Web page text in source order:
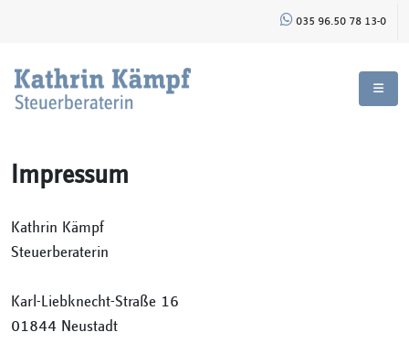
035 96.50 78 13-0
Impressum
Kathrin Kämpf
Steuerberaterin
Karl-Liebknecht-Straße 16
01844 Neustadt